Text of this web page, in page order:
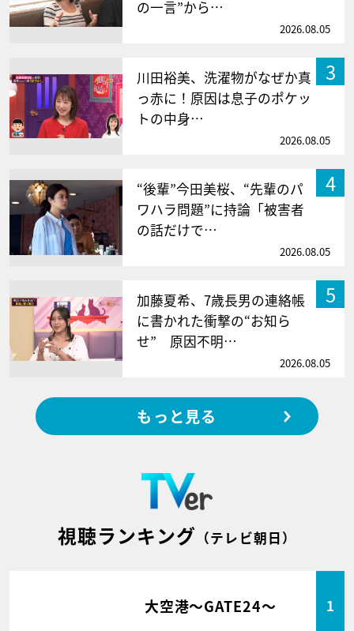
の一言”から…
2026.08.05
3
川田裕美、洗濯物がなぜか真
っ赤に！原因は息子のポケッ
トの中身…
2026.08.05
4
“後輩”今田美桜、“先輩のパ
ワハラ問題”に持論「被害者
の話だけで…
2026.08.05
5
加藤夏希、7歳長男の連絡帳
に書かれた衝撃の“お知ら
せ” 原因不明…
2026.08.05
もっと見る
視聴ランキング （テレビ朝日）
大空港～GATE24～ 1